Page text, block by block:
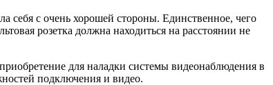
себя с очень хорошей стороны. Единственное, чего
розетка должна находиться на расстоянии не
для наладки системы видеонаблюдения в
подключения и видео.